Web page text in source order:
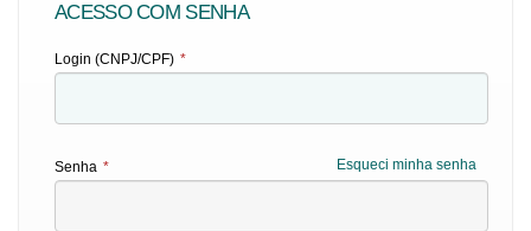
ACESSO COM SENHA
Login (CNPJ/CPF) *
Esqueci minha senha
Senha *